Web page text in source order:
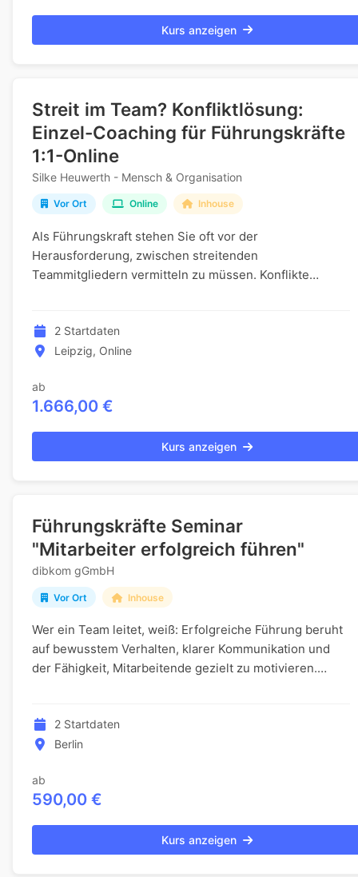
Kurs anzeigen
Streit im Team? Konfliktlösung:
Einzel-Coaching für Führungskräfte
1:1-Online
Silke Heuwerth - Mensch & Organisation
Vor Ort Online Inhouse
Als Führungskraft stehen Sie oft vor der
Herausforderung, zwischen streitenden
Teammitgliedern vermitteln zu müssen. Konflikte
2 Startdaten
Leipzig, Online
ab
1.666,00 €
Kurs anzeigen
Führungskräfte Seminar
"Mitarbeiter erfolgreich führen"
dibkom gGmbH
Vor Ort Inhouse
Wer ein Team leitet, weiß: Erfolgreiche Führung beruht
auf bewusstem Verhalten, klarer Kommunikation und
der Fähigkeit, Mitarbeitende gezielt zu motivieren.
2 Startdaten
Berlin
ab
590,00 €
Kurs anzeigen